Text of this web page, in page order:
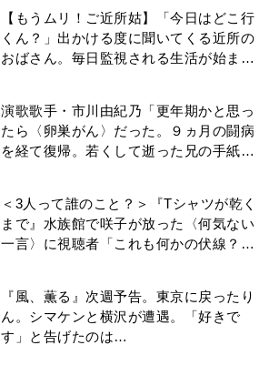
【もうムリ！ご近所姑】「今日はどこ行
くん？」出かける度に聞いてくる近所の
おばさん。毎日監視される生活が始ま
演歌歌手・市川由紀乃「更年期かと思っ
たら〈卵巣がん〉だった。９ヵ月の闘病
を経て復帰。若くして逝った兄の手紙を
＜3人って誰のこと？＞『Tシャツが乾く
まで』水族館で咲子が放った〈何気ない
一言〉に視聴者「これも何かの伏線？」
『風、薫る』次週予告。東京に戻ったり
ん。シマケンと横沢が遭遇。「好きで
す」と告げたのは…